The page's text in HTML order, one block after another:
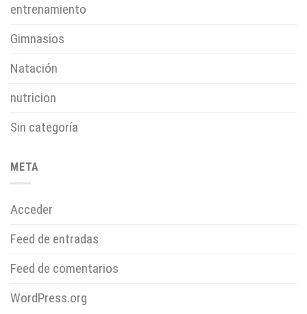
entrenamiento
Gimnasios
Natación
nutricion
Sin categoría
META
Acceder
Feed de entradas
Feed de comentarios
WordPress.org